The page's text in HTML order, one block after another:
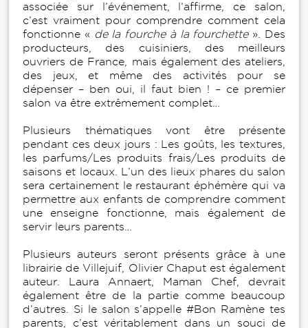
associée sur l’événement, l’affirme, ce salon,
c’est vraiment pour comprendre comment cela
fonctionne « de la fourche à la fourchette». Des
producteurs, des cuisiniers, des meilleurs
ouvriers de France, mais également des ateliers,
des jeux, et même des activités pour se
dépenser – ben oui, il faut bien ! – ce premier
salon va être extrêmement complet…
Plusieurs thématiques vont être présente
pendant ces deux jours : Les goûts, les textures,
les parfums/Les produits frais/Les produits de
saisons et locaux. L’un des lieux phares du salon
sera certainement le restaurant éphémère qui va
permettre aux enfants de comprendre comment
une enseigne fonctionne, mais également de
servir leurs parents…
Plusieurs auteurs seront présents grâce à une
librairie de Villejuif, Olivier Chaput est également
auteur. Laura Annaert, Maman Chef, devrait
également être de la partie comme beaucoup
d’autres. Si le salon s’appelle #Bon Ramène tes
parents, c’est véritablement dans un souci de